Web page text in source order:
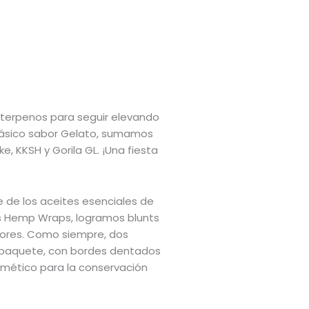
para seguir elevando
sabor Gelato, sumamos
KKSH y Gorila GL. ¡Una fiesta
de los aceites esenciales de
Wraps, logramos blunts
Como siempre, dos
con bordes dentados
para la conservación